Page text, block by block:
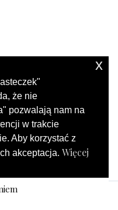
że nie
pozwalają nam na
w trakcie
Aby korzystać z
akceptacja. Więcej
x